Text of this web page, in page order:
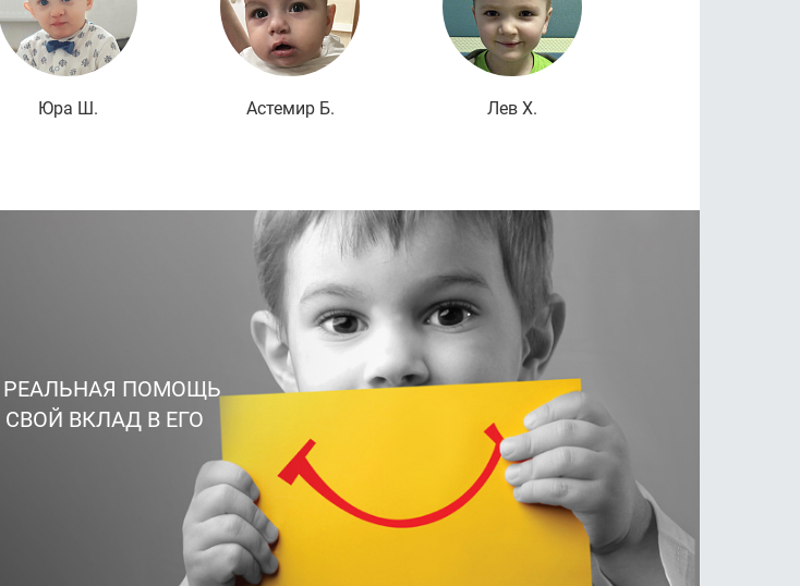
Юра Ш. Астемир Б. Лев Х.
РЕАЛЬНАЯ ПОМОЩЬ
ВКЛАД В ЕГО